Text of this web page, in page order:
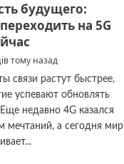
будущего:
на 5G
тому назад
связи растут быстрее,
успевают обновлять
недавно 4G казался
мечтаний, а сегодня мир